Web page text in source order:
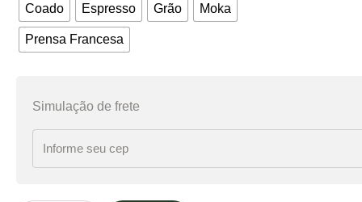
Coado Espresso Grão Moka
Prensa Francesa
Simulação de frete